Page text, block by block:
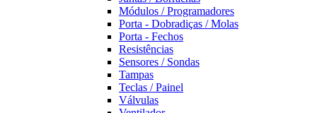
Módulos / Programadores
Porta - Dobradiças / Molas
Porta - Fechos
Resistências
Sensores / Sondas
Tampas
Teclas / Painel
Válvulas